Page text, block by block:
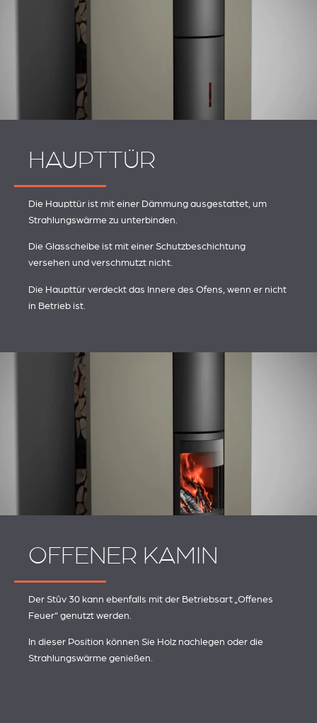
HAUPTTÜR
Die Haupttür ist mit einer Dämmung ausgestattet, um
Strahlungswärme zu unterbinden.
Die Glasscheibe ist mit einer Schutzbeschichtung
versehen und verschmutzt nicht.
Die Haupttür verdeckt das Innere des Ofens, wenn er nicht
in Betrieb ist.
OFFENER KAMIN
Der Stûv 30 kann ebenfalls mit der Betriebsart „Offenes
Feuer“ genutzt werden.
In dieser Position können Sie Holz nachlegen oder die
Strahlungswärme genießen.